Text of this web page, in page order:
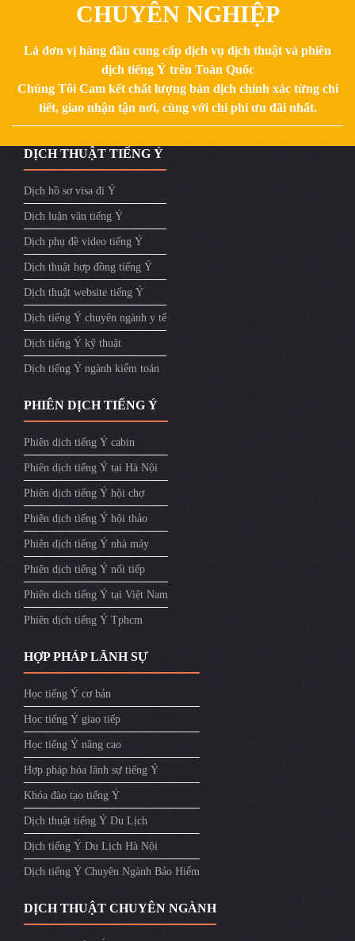
CHUYÊN NGHIỆP
Là đơn vị hàng đầu cung cấp dịch vụ dịch thuật và phiên
dịch tiếng Ý trên Toàn Quốc
Chúng Tôi Cam kết chất lượng bản dịch chính xác từng chi
tiết, giao nhận tận nơi, cùng với chi phí ưu đãi nhất.
DỊCH THUẬT TIẾNG Ý
Dịch hồ sơ visa đi Ý
Dịch luận văn tiếng Ý
Dịch phụ đề video tiếng Ý
Dịch thuật hợp đồng tiếng Ý
Dịch thuật website tiếng Ý
Dịch tiếng Ý chuyên ngành y tế
Dịch tiếng Ý kỹ thuật
Dịch tiếng Ý ngành kiểm toán
PHIÊN DỊCH TIẾNG Ý
Phiên dịch tiếng Ý cabin
Phiên dịch tiếng Ý tại Hà Nội
Phiên dịch tiếng Ý hội chợ
Phiên dịch tiếng Ý hội thảo
Phiên dịch tiếng Ý nhà máy
Phiên dịch tiếng Ý nối tiếp
Phiên dich tiếng Ý tại Việt Nam
Phiên dịch tiếng Ý Tphcm
HỢP PHÁP LÃNH SỰ
Học tiếng Ý cơ bản
Học tiếng Ý giao tiếp
Học tiếng Ý nâng cao
Hợp pháp hóa lãnh sự tiếng Ý
Khóa đào tạo tiếng Ý
Dịch thuật tiếng Ý Du Lịch
Dịch tiếng Ý Du Lịch Hà Nội
Dịch tiếng Ý Chuyên Ngành Bảo Hiểm
DỊCH THUẬT CHUYÊN NGÀNH